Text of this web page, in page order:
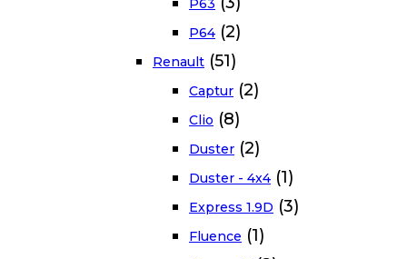
P63
P64 (2)
Renault (51)
Captur (2)
Clio (8)
Duster (2)
Duster - 4x4 (1)
Express 1.9D (3)
Fluence (1)